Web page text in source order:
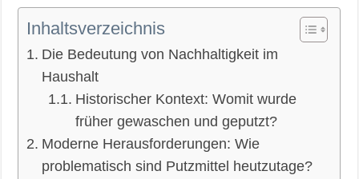
Inhaltsverzeichnis
Die Bedeutung von Nachhaltigkeit im
Haushalt
Historischer Kontext: Womit wurde
früher gewaschen und geputzt?
Moderne Herausforderungen: Wie
problematisch sind Putzmittel heutzutage?